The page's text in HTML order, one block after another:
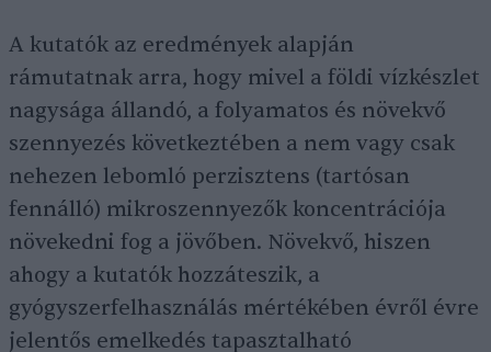
A kutatók az eredmények alapján
rámutatnak arra, hogy mivel a földi vízkészlet
nagysága állandó, a folyamatos és növekvő
szennyezés következtében a nem vagy csak
nehezen lebomló perzisztens (tartósan
fennálló) mikroszennyezők koncentrációja
növekedni fog a jövőben. Növekvő, hiszen
ahogy a kutatók hozzáteszik, a
gyógyszerfelhasználás mértékében évről évre
jelentős emelkedés tapasztalható